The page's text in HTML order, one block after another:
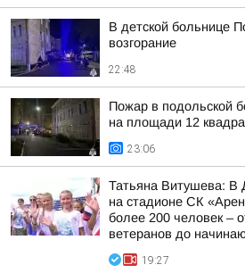
В детской больнице
возгорание
22:48
Пожар в подольской
на площади 12
23:06
Татьяна Витушева: В
на стадионе СК
более 200 человек –
ветеранов до
19:27